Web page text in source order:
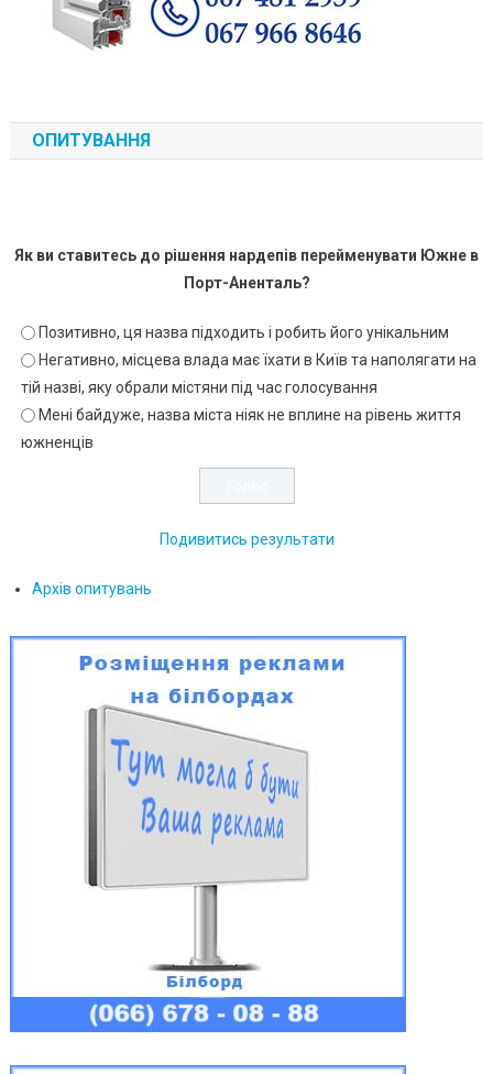
ОПИТУВАННЯ
Як ви ставитесь до рішення нардепів перейменувати Южне в
Порт-Аненталь?
Позитивно, ця назва підходить і робить його унікальним
Негативно, місцева влада має їхати в Київ та наполягати на
тій назві, яку обрали містяни під час голосування
Мені байдуже, назва міста ніяк не вплине на рівень життя
южненців
Подивитись результати
Архів опитувань